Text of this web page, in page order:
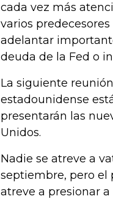
cada vez más
varios
adelantar
deuda de la Fed o
La siguiente
estadounidense
presentarán las
Unidos.
Nadie se atreve a
septiembre, pero el
atreve a presionar